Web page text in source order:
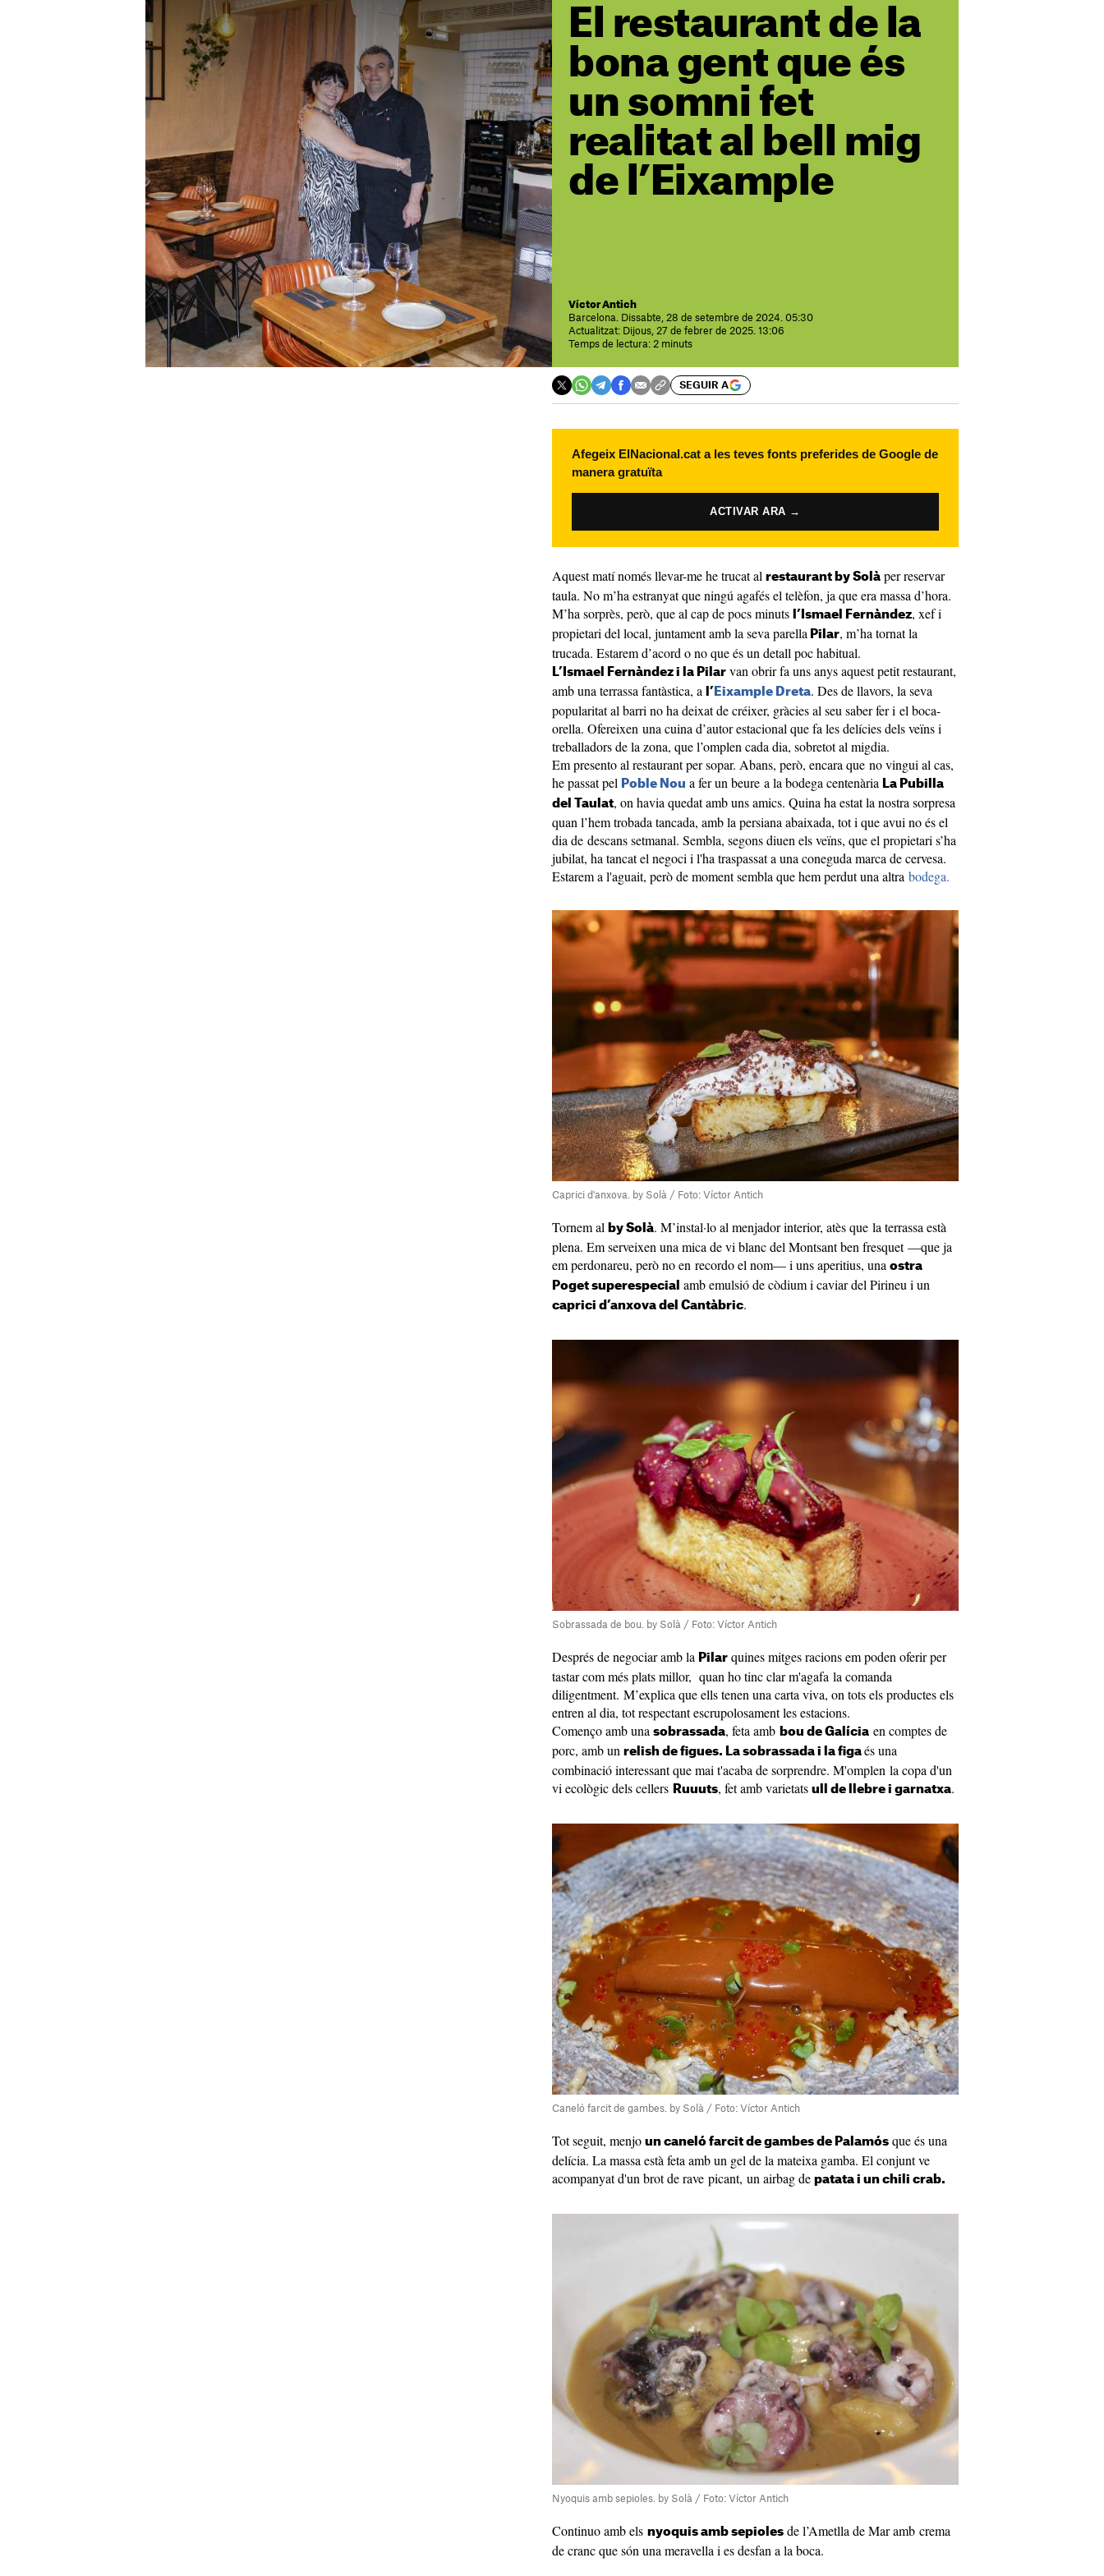
El restaurant de la
bona gent que és
un somni fet
realitat al bell mig
de l’Eixample
Víctor Antich
Barcelona. Dissabte, 28 de setembre de 2024. 05:30
Actualitzat: Dijous, 27 de febrer de 2025. 13:06
Temps de lectura: 2 minuts
SEGUIR A
Afegeix ElNacional.cat a les teves fonts preferides de Google de
manera gratuïta
ACTIVAR ARA →
Aquest matí només llevar-me he trucat al restaurant by Solà per reservar
taula. No m’ha estranyat que ningú agafés el telèfon, ja que era massa d’hora.
M’ha sorprès, però, que al cap de pocs minuts l’Ismael Fernàndez, xef i
propietari del local, juntament amb la seva parella Pilar, m’ha tornat la
trucada. Estarem d’acord o no que és un detall poc habitual.
L’Ismael Fernàndez i la Pilar van obrir fa uns anys aquest petit restaurant,
amb una terrassa fantàstica, a
l’ Eixample Dreta. Des de llavors, la seva
popularitat al barri no ha deixat de créixer, gràcies al seu saber fer i el boca-
orella. Ofereixen una cuina d’autor estacional que fa les delícies dels veïns i
treballadors de la zona, que l’omplen cada dia, sobretot al migdia.
Em presento al restaurant per sopar. Abans, però, encara que no vingui al cas,
he passat pel Poble Nou a fer un beure a la bodega centenària La Pubilla
del Taulat, on havia quedat amb uns amics. Quina ha estat la nostra sorpresa
quan l’hem trobada tancada, amb la persiana abaixada, tot i que avui no és el
dia de descans setmanal. Sembla, segons diuen els veïns, que el propietari s’ha
jubilat, ha tancat el negoci i l'ha traspassat a una coneguda marca de cervesa.
Estarem a l'aguait, però de moment sembla que hem perdut una altra bodega.
Caprici d'anxova. by Solà / Foto: Víctor Antich
Tornem al by Solà. M’instal·lo al menjador interior, atès que la terrassa està
plena. Em serveixen una mica de vi blanc del Montsant ben fresquet —que ja
em perdonareu, però no en recordo el nom— i uns aperitius, una ostra
Poget superespecial amb emulsió de còdium i caviar del Pirineu i un
caprici d’anxova del Cantàbric.
Sobrassada de bou. by Solà / Foto: Víctor Antich
Després de negociar amb la Pilar quines mitges racions em poden oferir per
tastar com més plats millor, quan ho tinc clar m'agafa la comanda
diligentment. M’explica que ells tenen una carta viva, on tots els productes els
entren al dia, tot respectant escrupolosament les estacions.
Començo amb una sobrassada, feta amb bou de Galícia en comptes de
porc, amb un relish de figues. La sobrassada i la figa és una
combinació interessant que mai t'acaba de sorprendre. M'omplen la copa d'un
vi ecològic dels cellers Ruuuts, fet amb varietats ull de llebre i garnatxa.
Caneló farcit de gambes. by Solà / Foto: Víctor Antich
Tot seguit, menjo un caneló farcit de gambes de Palamós que és una
delícia. La massa està feta amb un gel de la mateixa gamba. El conjunt ve
acompanyat d'un brot de rave picant, un airbag de patata i un chili crab.
Nyoquis amb sepioles. by Solà / Foto: Víctor Antich
Continuo amb els nyoquis amb sepioles de l’Ametlla de Mar amb crema
de cranc que són una meravella i es desfan a la boca.